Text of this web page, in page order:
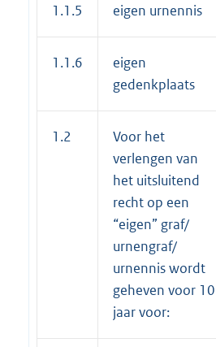
1.1.5 eigen urnennis
1.1.6
eigen
gedenkplaats
1.2
Voor het
verlengen van
het uitsluitend
recht op een
“eigen” graf/
urnengraf/
urnennis wordt
geheven voor 10
jaar voor: